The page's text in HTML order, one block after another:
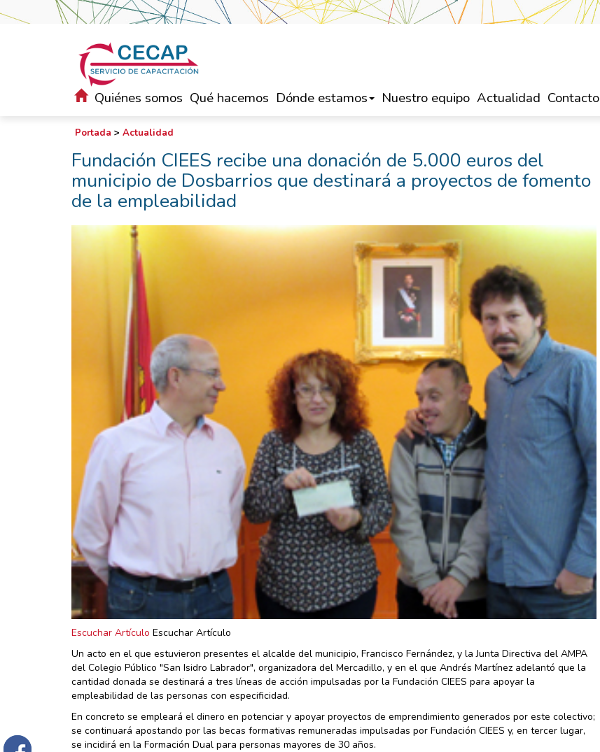
Quiénes somos Qué hacemos Dónde estamos Nuestro equipo Actualidad Contacto
Portada > Actualidad
Fundación CIEES recibe una donación de 5.000 euros del
municipio de Dosbarrios que destinará a proyectos de fomento
de la empleabilidad
Escuchar Artículo Escuchar Artículo
Un acto en el que estuvieron presentes el alcalde del municipio, Francisco Fernández, y la Junta Directiva del AMPA
del Colegio Público "San Isidro Labrador", organizadora del Mercadillo, y en el que Andrés Martínez adelantó que la
cantidad donada se destinará a tres líneas de acción impulsadas por la Fundación CIEES para apoyar la
empleabilidad de las personas con especificidad.
En concreto se empleará el dinero en potenciar y apoyar proyectos de emprendimiento generados por este colectivo;
se continuará apostando por las becas formativas remuneradas impulsadas por Fundación CIEES y, en tercer lugar,
se incidirá en la Formación Dual para personas mayores de 30 años.